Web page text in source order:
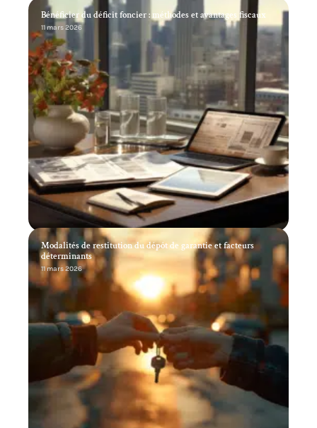
Bénéficier du déficit foncier : méthodes et avantages fiscaux
11 mars 2026
Modalités de restitution du dépôt de garantie et facteurs
déterminants
11 mars 2026